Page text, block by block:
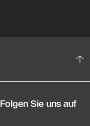
Folgen Sie uns auf